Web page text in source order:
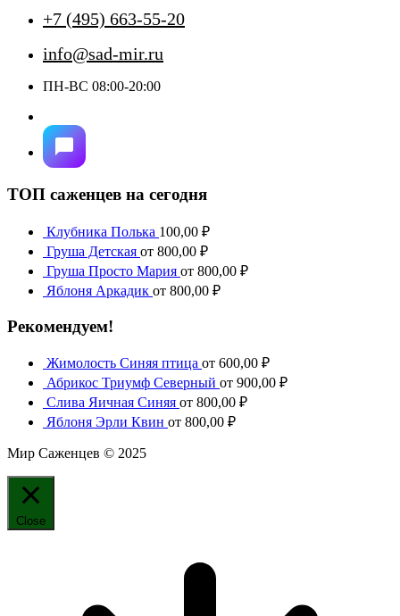
+7 (495) 663-55-20
info@sad-mir.ru
ПН-ВС 08:00-20:00
ТОП саженцев на сегодня
Клубника Полька 100,00 ₽
Груша Детская от 800,00 ₽
Груша Просто Мария от 800,00 ₽
Яблоня Аркадик от 800,00 ₽
Рекомендуем!
Жимолость Синяя птица от 600,00 ₽
Абрикос Триумф Северный от 900,00 ₽
Слива Яичная Синяя от 800,00 ₽
Яблоня Эрли Квин от 800,00 ₽
Мир Саженцев © 2025
Close